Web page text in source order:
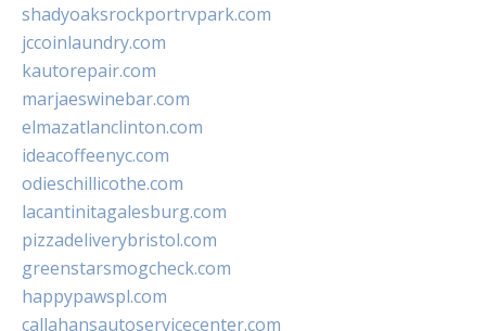
shadyoaksrockportrvpark.com
jccoinlaundry.com
kautorepair.com
marjaeswinebar.com
elmazatlanclinton.com
ideacoffeenyc.com
odieschillicothe.com
lacantinitagalesburg.com
pizzadeliverybristol.com
greenstarsmogcheck.com
happypawspl.com
callahansautoservicecenter.com